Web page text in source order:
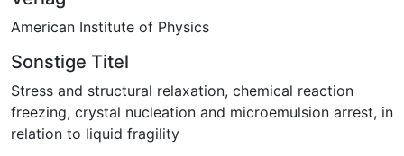
American Institute of Physics
Sonstige Titel
Stress and structural relaxation, chemical reaction
freezing, crystal nucleation and microemulsion arrest, in
relation to liquid fragility